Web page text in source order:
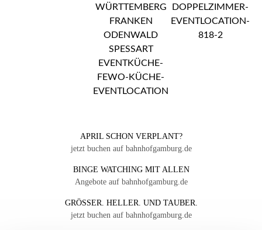
APRIL SCHON VERPLANT?
jetzt buchen auf bahnhofgamburg.de
BINGE WATCHING MIT ALLEN
Angebote auf bahnhofgamburg.de
GRÖSSER. HELLER. UND TAUBER.
jetzt buchen auf bahnhofgamburg.de